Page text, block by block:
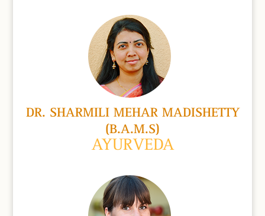
DR. SHARMILI MEHAR MADISHETTY
(B.A.M.S)
AYURVEDA